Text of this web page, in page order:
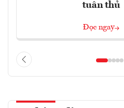
tuân thủ
Đọc ngay